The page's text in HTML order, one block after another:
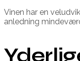
Vinen har en
anledning